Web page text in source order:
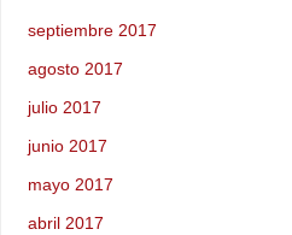
septiembre 2017
agosto 2017
julio 2017
junio 2017
mayo 2017
abril 2017